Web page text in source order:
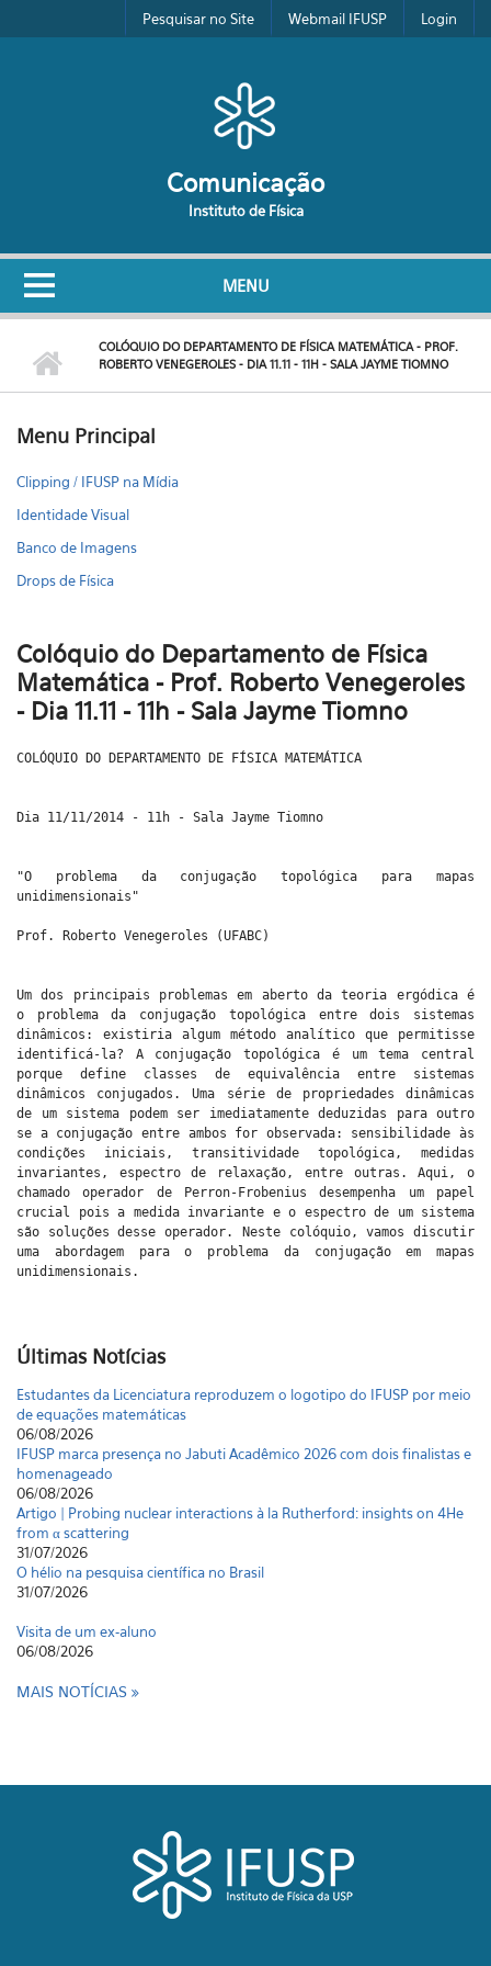
Pular para o conteúdo principalPesquisar no Site Webmail IFUSP Login
Comunicação
Instituto de Física
MENU
COLÓQUIO DO DEPARTAMENTO DE FÍSICA MATEMÁTICA - PROF.
ROBERTO VENEGEROLES - DIA 11.11 - 11H - SALA JAYME TIOMNO
Menu Principal
Clipping / IFUSP na Mídia
Identidade Visual
Banco de Imagens
Drops de Física
Colóquio do Departamento de Física
Matemática - Prof. Roberto Venegeroles
- Dia 11.11 - 11h - Sala Jayme Tiomno
COLÓQUIO DO DEPARTAMENTO DE FÍSICA MATEMÁTICA
Dia 11/11/2014 - 11h - Sala Jayme Tiomno
"O problema da conjugação topológica para mapas
unidimensionais"
Prof. Roberto Venegeroles (UFABC)
Um dos principais problemas em aberto da teoria ergódica é
o problema da conjugação topológica entre dois sistemas
dinâmicos: existiria algum método analítico que permitisse
identificá-la? A conjugação topológica é um tema central
porque define classes de equivalência entre sistemas
dinâmicos conjugados. Uma série de propriedades dinâmicas
de um sistema podem ser imediatamente deduzidas para outro
se a conjugação entre ambos for observada: sensibilidade às
condições iniciais, transitividade topológica, medidas
invariantes, espectro de relaxação, entre outras. Aqui, o
chamado operador de Perron-Frobenius desempenha um papel
crucial pois a medida invariante e o espectro de um sistema
são soluções desse operador. Neste colóquio, vamos discutir
uma abordagem para o problema da conjugação em mapas
unidimensionais.
Últimas Notícias
Estudantes da Licenciatura reproduzem o logotipo do IFUSP por meio
de equações matemáticas
06/08/2026
IFUSP marca presença no Jabuti Acadêmico 2026 com dois finalistas e
homenageado
06/08/2026
Artigo | Probing nuclear interactions à la Rutherford: insights on 4He
from α scattering
31/07/2026
O hélio na pesquisa científica no Brasil
31/07/2026
Visita de um ex-aluno
06/08/2026
MAIS NOTÍCIAS